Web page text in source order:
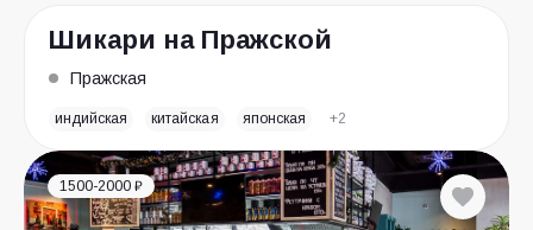
Шикари на Пражской
Пражская
индийская китайская японская +2
1500-2000 ₽